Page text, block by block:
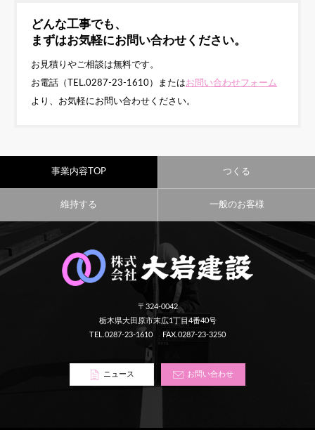
どんな工事でも、
まずはお気軽にお問い合わせください。
お見積りやご相談は無料です。
お電話（TEL.0287-23-1610）またはお問い合わせフォーム
より、お気軽にお問い合わせください。
事業内容TOP つくる
維持する 一般のお客様
〒324-0042
栃木県大田原市末広1丁目4番40号
TEL.0287-23-1610
FAX.0287-23-3250
ニュース お問い合わせ